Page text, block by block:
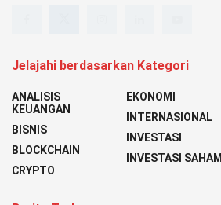
Jelajahi berdasarkan Kategori
ANALISIS
KEUANGAN
BISNIS
BLOCKCHAIN
CRYPTO
EKONOMI
INTERNASIONAL
INVESTASI
INVESTASI SAHAM